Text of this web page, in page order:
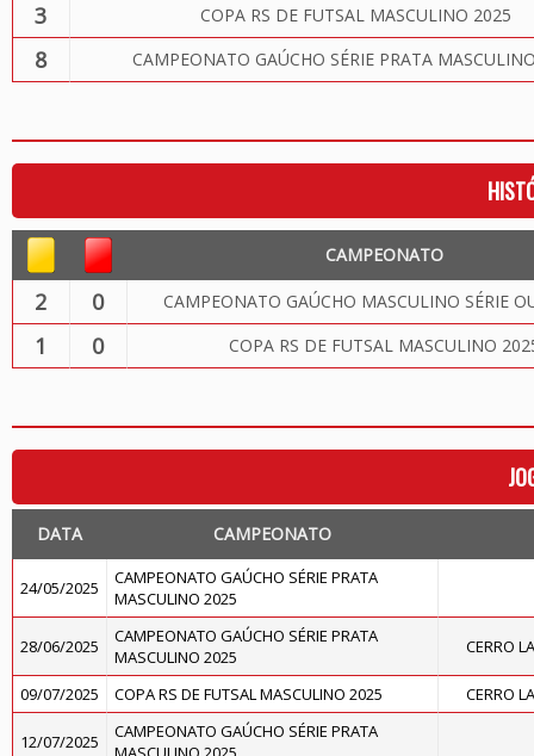
3 COPA RS DE FUTSAL MASCULINO 2025
8 CAMPEONATO GAÚCHO SÉRIE PRATA
CAMPEONATO
2 0 CAMPEONATO GAÚCHO MASCULINO SÉRIE
1 0 COPA RS DE FUTSAL MASCULINO
DATA CAMPEONATO
24/05/2025
CAMPEONATO GAÚCHO SÉRIE PRATA
MASCULINO 2025
28/06/2025
CAMPEONATO GAÚCHO SÉRIE PRATA
MASCULINO 2025
CERRO
09/07/2025 COPA RS DE FUTSAL MASCULINO 2025 CERRO
12/07/2025
CAMPEONATO GAÚCHO SÉRIE PRATA